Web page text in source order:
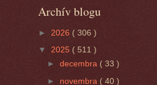
Archív blogu
► 2026 ( 306 )
▼ 2025 ( 511 )
►decembra( 33 )
► novembra ( 40 )